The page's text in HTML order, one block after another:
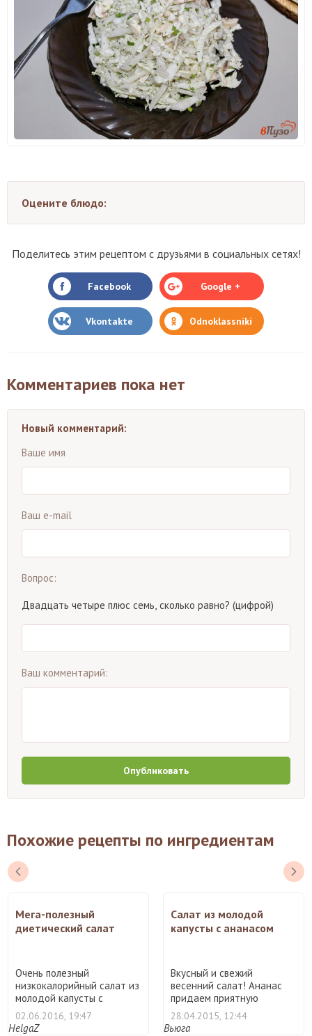
Оцените блюдо:
Поделитесь этим рецептом с друзьями в социальных сетях!
Facebook Google +
Vkontakte Odnoklassniki
Комментариев пока нет
Новый комментарий:
Ваше имя
Ваш e-mail
Вопрос:
Двадцать четыре плюс семь, сколько равно? (цифрой)
Ваш комментарий:
Опубликовать
Похожие рецепты по ингредиентам
Мега-полезный
диетический салат
Очень полезный
низкокалорийный салат из
молодой капусты с
добавление ...
02.06.2016, 19:47
HelgaZ
Салат из молодой
капусты с ананасом
Вкусный и свежий
весенний салат! Ананас
придаем приятную
сладость и ...
28.04.2015, 12:44
Вьюга